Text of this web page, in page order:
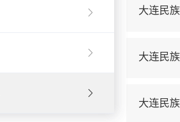
大连民
大连民
大连民